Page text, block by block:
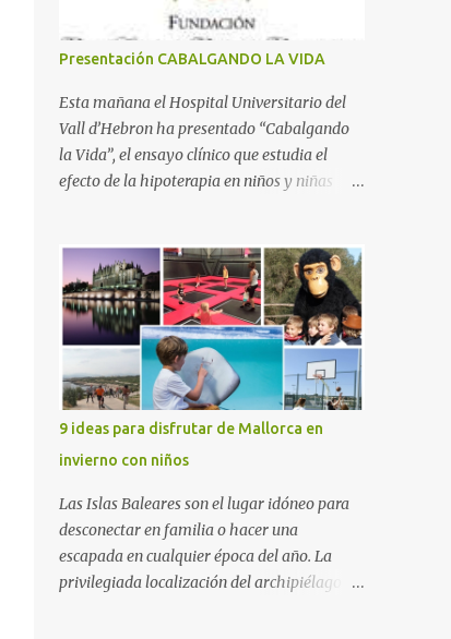
Presentación CABALGANDO LA VIDA
Esta mañana el Hospital Universitario del
Vall d’Hebron ha presentado “Cabalgando
la Vida”, el ensayo clínico que estudia el
efecto de la hipoterapia en niños y niñas
Gimbernat, con el apoyo de la Asociación
Española contra el Cáncer (AEECC) y la
Fundación Federica Cerdá. La presentación
ha contado con la presencia de Emilio Zegrí,
presidente de la Fundación RCPB; la Dra.
Anna Llort, adjunta del Servicio de
Oncología Pediátrica del Hospital Vall
d’Hebron e investigadora del grupo de
Investigación Traslacional en Cáncer en la
Infancia y la Adolescencia del Vall d’Hebron
Instituto de Investigación (VHIR); Anna Saló,
psicóloga del Servicio de Oncología
Pediátrica del Vall d’Hebron y del grupo de
9 ideas para disfrutar de Mallorca en
invierno con niños
Las Islas Baleares son el lugar idóneo para
desconectar en familia o hacer una
escapada en cualquier época del año. La
privilegiada localización del archipiélago